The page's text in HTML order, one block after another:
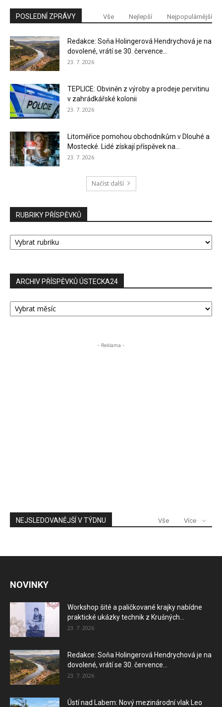
POSLEDNÍ ZPRÁVY Vše Nejlepší Nejpopulárnější
Redakce: Soňa Holingerová Hendrychová je na
dovolené, vrátí se 30. července...
23. 7. 2026
TEPLICE: Obviněn z výroby a prodeje pervitinu
v zahrádkářské kolonii
23. 7. 2026
Litoměřice pomohou obchodníkům v Dlouhé a
Mostecké. Lidé získají příspěvek na...
23. 7. 2026
Načíst další
RUBRIKY PŘÍSPĚVKŮ
RUBRIKY
PŘÍSPĚVKŮ
ARCHIV PŘÍSPĚVKŮ ÚSTECKA24
ARCHIV
PŘÍSPĚVKŮ
- Reklama -
NEJSLEDOVANĚJŠÍ V TÝDNU Vše Více
NOVINKY
Workshop šité a paličkované krajky nabídne
praktické ukázky technik z Krušných...
23. 7. 2026
Redakce: Soňa Holingerová Hendrychová je na
dovolené, vrátí se 30. července...
23. 7. 2026
Ústí nad Labem: Nový mezinárodní vlak Leo